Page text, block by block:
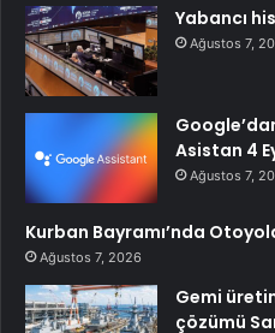
Yabancı
Ağustos 7,
Asistan 4
Ağustos 7,
Kurban Bayramı’nda
Ağustos 7, 2026
Gemi
çözümü